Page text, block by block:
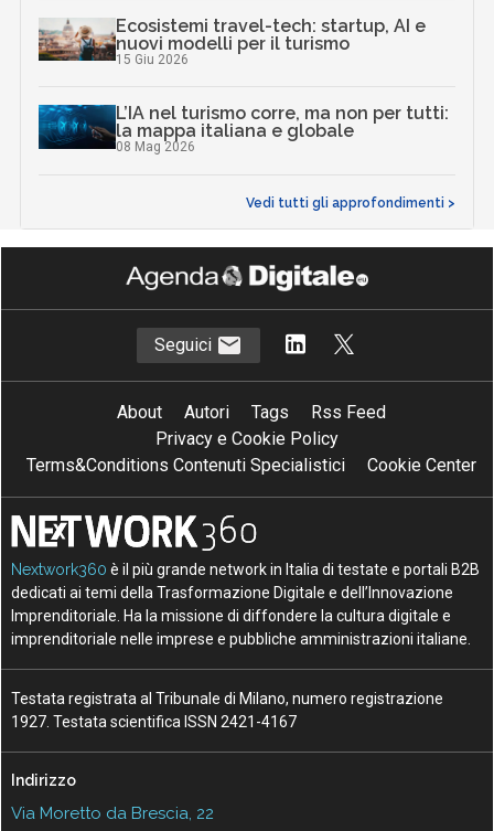
Ecosistemi travel-tech: startup, AI e
nuovi modelli per il turismo
15 Giu 2026
L’IA nel turismo corre, ma non per tutti:
la mappa italiana e globale
08 Mag 2026
Vedi tutti gli approfondimenti >
Seguici
About Autori Tags
Rss Feed
Privacy e Cookie Policy
Terms&Conditions Contenuti Specialistici
Cookie Center
Nextwork360 è il più grande network in Italia di testate e portali B2B
dedicati ai temi della Trasformazione Digitale e dell’Innovazione
Imprenditoriale. Ha la missione di diffondere la cultura digitale e
imprenditoriale nelle imprese e pubbliche amministrazioni italiane.
Testata registrata al Tribunale di Milano, numero registrazione
1927. Testata scientifica ISSN 2421-4167
Indirizzo
Via Moretto da Brescia, 22